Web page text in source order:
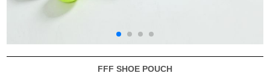
FFF SHOE POUCH